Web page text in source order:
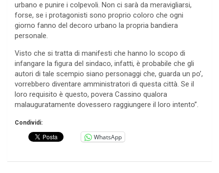
urbano e punire i colpevoli. Non ci sarà da meravigliarsi,
forse, se i protagonisti sono proprio coloro che ogni
giorno fanno del decoro urbano la propria bandiera
personale.
Visto che si tratta di manifesti che hanno lo scopo di
infangare la figura del sindaco, infatti, è probabile che gli
autori di tale scempio siano personaggi che, guarda un po’,
vorrebbero diventare amministratori di questa città. Se il
loro requisito è questo, povera Cassino qualora
malauguratamente dovessero raggiungere il loro intento”.
Condividi:
WhatsApp